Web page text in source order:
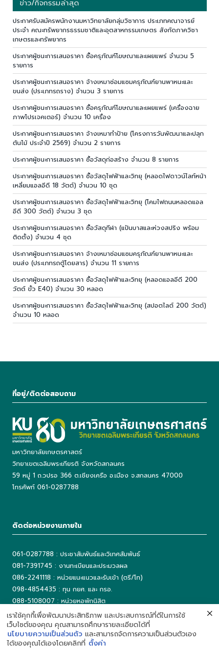
ข่าว/กิจกรรมล่าสุด
ประกาศรับสมัครพนักงานมหาวิทยาลัยกลุ่มวิชาการ ประเภทคณาจารย์
ประจำ คณะทรัพยากรธรรมชาติและอุตสาหกรรมเกษตร สังกัดภาควิชา
เกษตรและทรัพยากร
ประกาศผู้ชนะการเสนอราคา ซื้อครุภัณฑ์โฆษณาและเผยแพร่ จำนวน 5
รายการ
ประกาศผู้ชนะการเสนอราคา จ้างเหมาซ่อมแซมครุภัณฑ์ยานพาหนะและ
ขนส่ง (ประเภทรถราง) จำนวน 3 รายการ
ประกาศผู้ชนะการเสนอราคา ซื้อครุภัณฑ์โฆษณาและเผยแพร่ (เครื่องฉาย
ภาพโปรเจคเตอร์) จำนวน 10 เครื่อง
ประกาศผู้ชนะการเสนอราคา จ้างเหมาทำป้าย (โครงการวันพัฒนาและปลุก
ต้นไม้ ประจำปี 2569) จำนวน 2 รายการ
ประกาศผู้ชนะการเสนอราคา ซื้อวัสดุก่อสร้าง จำนวน 8 รายการ
ประกาศผู้ชนะการเสนอราคา ซื้อวัสดุไฟฟ้าและวิทยุ (หลอดไฟดาวน์ไลท์หน้า
เหลี่ยมแอลอีดี 18 วัตต์) จำนวน 10 ชุด
ประกาศผู้ชนะการเสนอราคา ซื้อวัสดุไฟฟ้าและวิทยุ (โคมไฟถนนหลอดแอล
อีดี 300 วัตต์) จำนวน 3 ชุด
ประกาศผู้ชนะการเสนอราคา ซื้อวัสดุกีฬา (แป้นบาสและห่วงสปริง พร้อม
ติดตั้ง) จำนวน 4 ชุด
ประกาศผู้ชนะการเสนอราคา จ้างเหมาซ่อมแซมครุภัณฑ์ยานพาหนะและ
ขนส่ง (ประเภทรถตู้โดยสาร) จำนวน 11 รายการ
ประกาศผู้ชนะการเสนอราคา ซื้อวัสดุไฟฟ้าและวิทยุ (หลอดแอลอีดี 200
วัตต์ ขั้ว E40) จำนวน 30 หลอด
ประกาศผู้ชนะการเสนอราคา ซื้อวัสดุไฟฟ้าและวิทยุ (สปอตไลต์ 200 วัตต์)
จำนวน 10 หลอด
ที่อยู่/ติดต่อสอบถาม
มหาวิทยาลัยเกษตรศาสตร์
วิทยาเขตเฉลิมพระเกียรติ จังหวัดสกลนคร
59 หมู่ 1 ถ.วปรอ 366 ต.เชียงเครือ อ.เมือง จ.สกลนคร 47000
โทรศัพท์ 061-0287788
ติดต่อหน่วยงานภายใน
061-0287788 : ประชาสัมพันธ์และวิเทศสัมพันธ์
081-7391745 : งานทะเบียนและประมวลผล
086-2241118 : หน่วยแนะแนวและรับเข้า (ตรี/โท)
098-4854435 : ทุน กยศ. และ กรอ.
088-5108007 : หน่วยหอพักนิสิต
042-725042 ต่อ 5503 : งานเทคโนโลยีสารสนเทศ
042-725093 : ห้องสมุด
เราใช้คุกกี้เพื่อพัฒนาประสิทธิภาพ และประสบการณ์ที่ดีในการใช้
เว็บไซต์ของคุณ คุณสามารถศึกษารายละเอียดได้ที่
นโยบายความเป็นส่วนตัว และสามารถจัดการความเป็นส่วนตัวเอง
ได้ของคุณได้เองโดยคลิกที่ ตั้งค่า